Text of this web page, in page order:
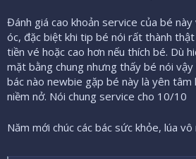
Đánh giá cao khoản service của bé
óc, đặc biệt khi tip bé nói rất thành
tiền vé hoặc cao hơn nếu thích bé. Dù
mặt bằng chung nhưng thấy bé nói
bác nào newbie gặp bé này là yên
niềm nở. Nói chung service cho 10/10
Năm mới chúc các bác sức khỏe, lúa